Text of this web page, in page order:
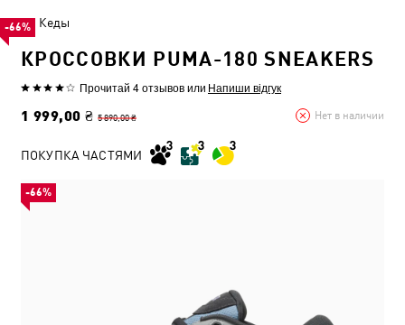
Кеды
КРОССОВКИ PUMA-180 SNEAKERS
Прочитай 4 отзывовили Напиши відгук
1 999,00 ₴ 5 890,00 ₴ Нет в наличии
-66%
ПОКУПКА ЧАСТЯМИ
-66%